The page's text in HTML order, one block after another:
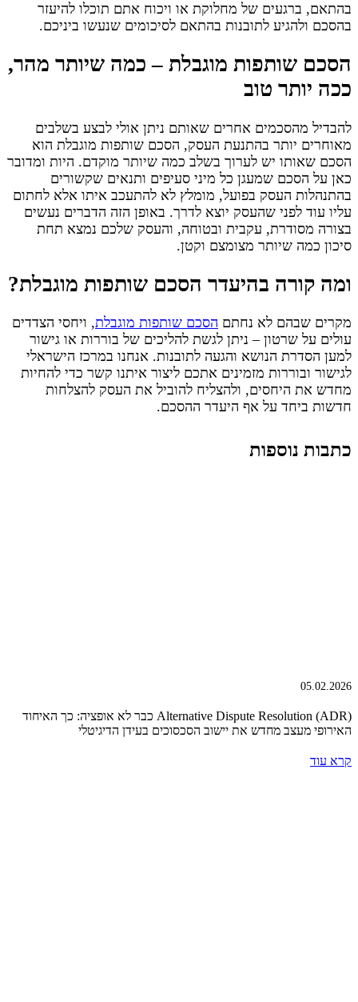
בהתאם, ברגעים של מחלוקת או ויכוח אתם תוכלו להיעזר
בהסכם ולהגיע לתובנות בהתאם לסיכומים שנעשו ביניכם.
הסכם שותפות מוגבלת – כמה שיותר מהר,
ככה יותר טוב
להבדיל מהסכמים אחרים שאותם ניתן אולי לבצע בשלבים
מאוחרים יותר בהתנעת העסק, הסכם שותפות מוגבלת הוא
הסכם שאותו יש לערוך בשלב כמה שיותר מוקדם. היות ומדובר
כאן על הסכם שמעגן כל מיני סעיפים ותנאים שקשורים
בהתנהלות העסק בפועל, מומלץ לא להתעכב איתו אלא לחתום
עליו עוד לפני שהעסק יוצא לדרך. באופן הזה הדברים נעשים
בצורה מסודרת, עקבית ובטוחה, והעסק שלכם נמצא תחת
סיכון כמה שיותר מצומצם וקטן.
ומה קורה בהיעדר הסכם שותפות מוגבלת?
מקרים שבהם לא נחתם הסכם שותפות מוגבלת, ויחסי הצדדים
עולים על שרטון – ניתן לגשת להליכים של בוררות או גישור
למען הסדרת הנושא והגעה לתובנות. אנחנו במרכז הישראלי
לגישור ובוררות מזמינים אתכם ליצור איתנו קשר כדי להחיות
מחדש את היחסים, ולהצליח להוביל את העסק להצלחות
חדשות ביחד על אף היעדר ההסכם.
כתבות נוספות
05.02.2026
Alternative Dispute Resolution (ADR) כבר לא אופציה: כך האיחוד
האירופי מעצב מחדש את יישוב הסכסוכים בעידן הדיגיטלי
קרא עוד